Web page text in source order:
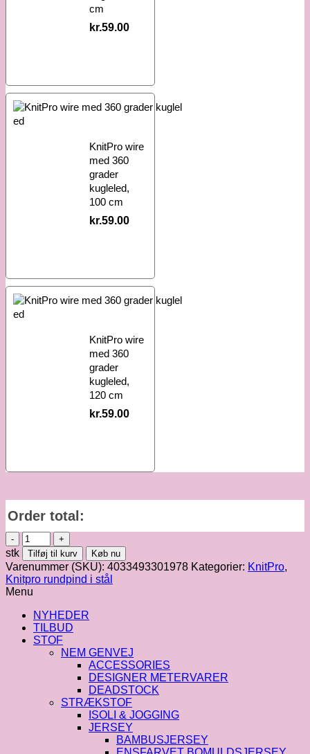
cm
kr.59.00
KnitPro wire
med 360
grader
kugleled,
100 cm
kr.59.00
KnitPro wire
med 360
grader
kugleled,
120 cm
kr.59.00
Order total:
KnitPro
rundpind
i
rustfrit
stål,
5.5
mm
/
40
cm
stk Tilføj til kurv Køb nu
Varenummer (SKU): 4033493301978 Kategorier: KnitPro,
Knitpro rundpind i stål
Menu
NYHEDER
TILBUD
STOF
NEM GENVEJ
ACCESSORIES
DESIGNER METERVARER
DEADSTOCK
STRÆKSTOF
ISOLI & JOGGING
JERSEY
BAMBUSJERSEY